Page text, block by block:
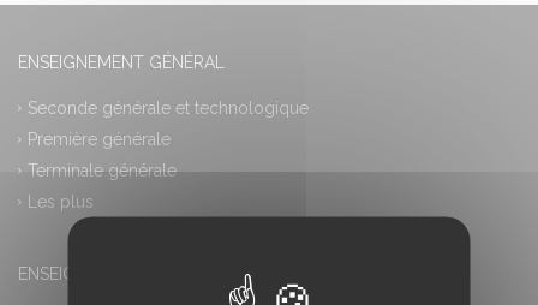
ENSEIGNEMENT GÉNÉRAL
Seconde générale et technologique
Première générale
Terminale générale
Les plus
ENSEIGNEMENT PROFESSIONNEL